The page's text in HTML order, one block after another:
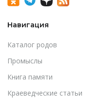
Навигация
Каталог родов
Промыслы
Книга памяти
Краеведческие статьи